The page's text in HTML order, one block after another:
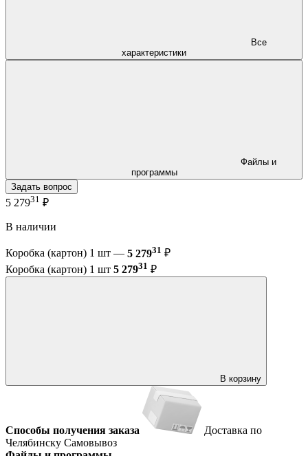
характеристики
программы
Задать вопрос
5 27931 ₽
В наличии
Коробка (картон) 1 шт — 5 27931 ₽
Коробка (картон) 1 шт 5 27931 ₽
В корзину
Способы получения заказа
Доставка по
Челябинску Самовывоз